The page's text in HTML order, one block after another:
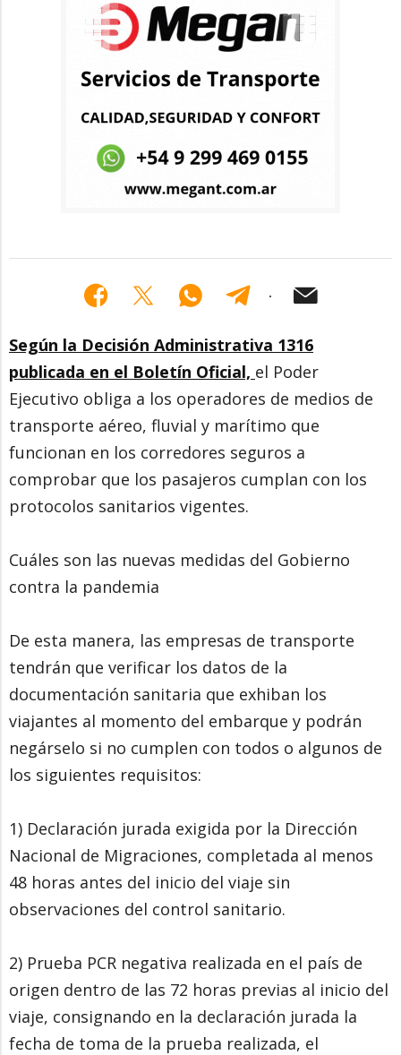
Según la Decisión Administrativa 1316
publicada en el Boletín Oficial, el Poder
Ejecutivo obliga a los operadores de medios de
transporte aéreo, fluvial y marítimo que
funcionan en los corredores seguros a
comprobar que los pasajeros cumplan con los
protocolos sanitarios vigentes.
Cuáles son las nuevas medidas del Gobierno
contra la pandemia
De esta manera, las empresas de transporte
tendrán que verificar los datos de la
documentación sanitaria que exhiban los
viajantes al momento del embarque y podrán
negárselo si no cumplen con todos o algunos de
los siguientes requisitos:
1) Declaración jurada exigida por la Dirección
Nacional de Migraciones, completada al menos
48 horas antes del inicio del viaje sin
observaciones del control sanitario.
2) Prueba PCR negativa realizada en el país de
origen dentro de las 72 horas previas al inicio del
viaje, consignando en la declaración jurada la
fecha de toma de la prueba realizada, el